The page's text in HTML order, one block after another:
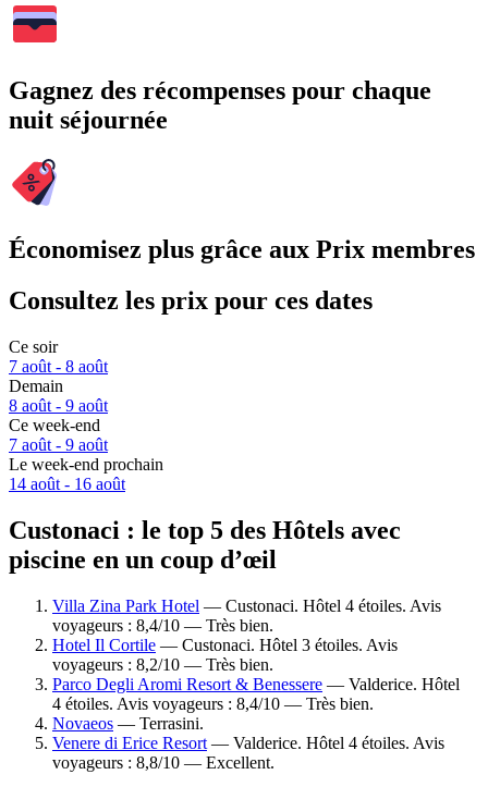
Gagnez des récompenses pour chaque
nuit séjournée
Économisez plus grâce aux Prix membres
Consultez les prix pour ces dates
Ce soir
7 août - 8 août
Demain
8 août - 9 août
Ce week-end
7 août - 9 août
Le week-end prochain
14 août - 16 août
Custonaci : le top 5 des Hôtels avec
piscine en un coup d’œil
Villa Zina Park Hotel — Custonaci. Hôtel 4 étoiles. Avis
voyageurs : 8,4/10 — Très bien.
Hotel Il Cortile — Custonaci. Hôtel 3 étoiles. Avis
voyageurs : 8,2/10 — Très bien.
Parco Degli Aromi Resort & Benessere — Valderice. Hôtel
4 étoiles. Avis voyageurs : 8,4/10 — Très bien.
Novaeos — Terrasini.
Venere di Erice Resort — Valderice. Hôtel 4 étoiles. Avis
voyageurs : 8,8/10 — Excellent.